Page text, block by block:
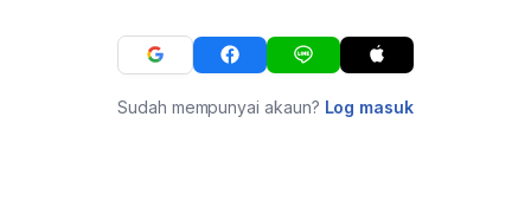
Sudah mempunyai akaun? Log masuk